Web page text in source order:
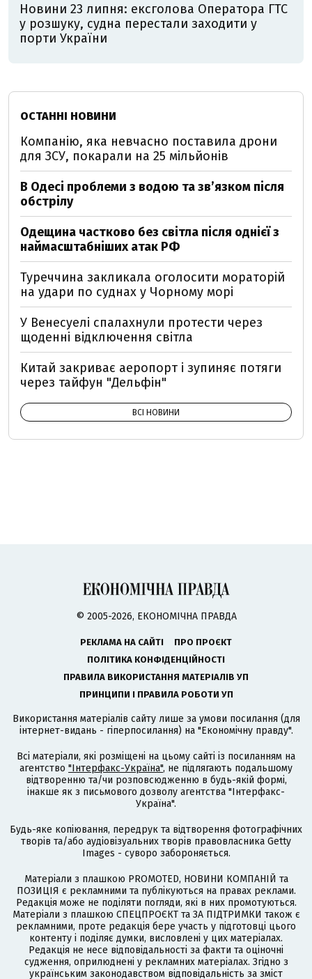
Новини 23 липня: ексголова Оператора ГТС
у розшуку, судна перестали заходити у
порти України
ОСТАННІ НОВИНИ
Компанію, яка невчасно поставила дрони
для ЗСУ, покарали на 25 мільйонів
В Одесі проблеми з водою та звʼязком після
обстрілу
Одещина частково без світла після однієї з
наймасштабніших атак РФ
Туреччина закликала оголосити мораторій
на удари по суднах у Чорному морі
У Венесуелі спалахнули протести через
щоденні відключення світла
Китай закриває аеропорт і зупиняє потяги
через тайфун "Дельфін"
ВСІ НОВИНИ
© 2005-2026, ЕКОНОМІЧНА ПРАВДА
РЕКЛАМА НА САЙТІ
ПРО ПРОЄКТ
ПОЛІТИКА КОНФІДЕНЦІЙНОСТІ
ПРАВИЛА ВИКОРИСТАННЯ МАТЕРІАЛІВ УП
ПРИНЦИПИ І ПРАВИЛА РОБОТИ УП
Використання матеріалів сайту лише за умови посилання (для
інтернет-видань - гіперпосилання) на "Економічну правду".
Всі матеріали, які розміщені на цьому сайті із посиланням на
агентство "Інтерфакс-Україна", не підлягають подальшому
відтворенню та/чи розповсюдженню в будь-якій формі,
інакше як з письмового дозволу агентства "Інтерфакс-
Україна".
Будь-яке копіювання, передрук та відтворення фотографічних
творів та/або аудіовізуальних творів правовласника Getty
Images - суворо забороняється.
Матеріали з плашкою PROMOTED, НОВИНИ КОМПАНІЙ та
ПОЗИЦІЯ є рекламними та публікуються на правах реклами.
Редакція може не поділяти погляди, які в них промотуються.
Матеріали з плашкою СПЕЦПРОЄКТ та ЗА ПІДТРИМКИ також є
рекламними, проте редакція бере участь у підготовці цього
контенту і поділяє думки, висловлені у цих матеріалах.
Редакція не несе відповідальності за факти та оціночні
судження, оприлюднені у рекламних матеріалах. Згідно з
українським законодавством відповідальність за зміст